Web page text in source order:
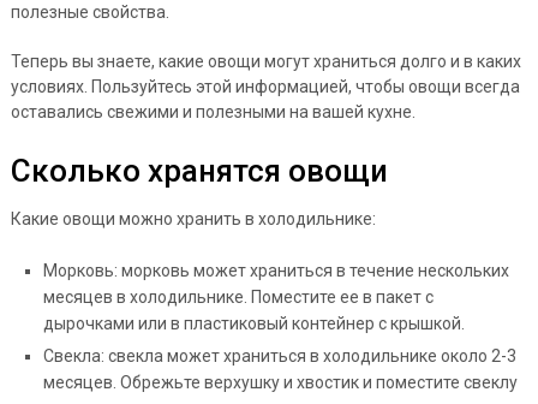
полезные свойства.
Теперь вы знаете, какие овощи могут храниться долго и в каких
условиях. Пользуйтесь этой информацией, чтобы овощи всегда
оставались свежими и полезными на вашей кухне.
Сколько хранятся овощи
Какие овощи можно хранить в холодильнике:
Морковь: морковь может храниться в течение нескольких
месяцев в холодильнике. Поместите ее в пакет с
дырочками или в пластиковый контейнер с крышкой.
Свекла: свекла может храниться в холодильнике около 2-3
месяцев. Обрежьте верхушку и хвостик и поместите свеклу